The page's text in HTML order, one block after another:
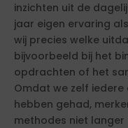
inzichten uit de
jaar eigen ervaring
wij precies welke
bijvoorbeeld bij het
opdrachten of het
Omdat we zelf
hebben gehad,
methodes niet langer